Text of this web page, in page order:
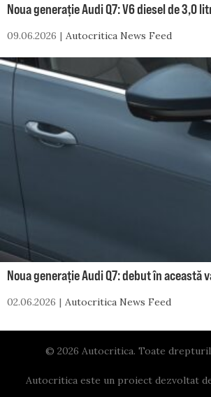
Noua generație Audi Q7: V6 diesel de 3,0
09.06.2026 Autocritica News Feed
Noua generație Audi Q7: debut în această
02.06.2026 Autocritica News Feed
© 2026 Autocritica. Toate
Autocritica este un proiect dezvoltat